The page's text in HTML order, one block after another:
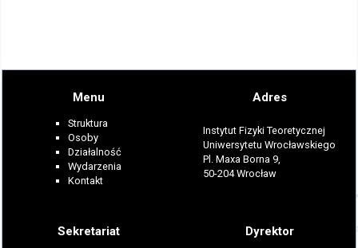
Menu
Struktura
Osoby
Działalność
Wydarzenia
Kontakt
Adres
Instytut Fizyki Teoretycznej
Uniwersytetu Wrocławskiego
Pl. Maxa Borna 9,
50-204 Wrocław
Sekretariat Dyrektor